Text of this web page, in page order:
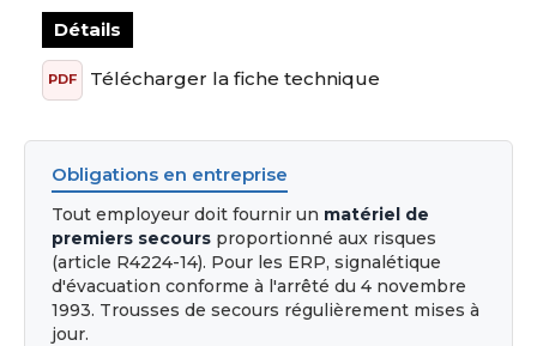
Détails
PDF Télécharger la fiche technique
Obligations en entreprise
Tout employeur doit fournir un matériel de
premiers secours proportionné aux risques
(article R4224-14). Pour les ERP, signalétique
d'évacuation conforme à l'arrêté du 4 novembre
1993. Trousses de secours régulièrement mises à
jour.